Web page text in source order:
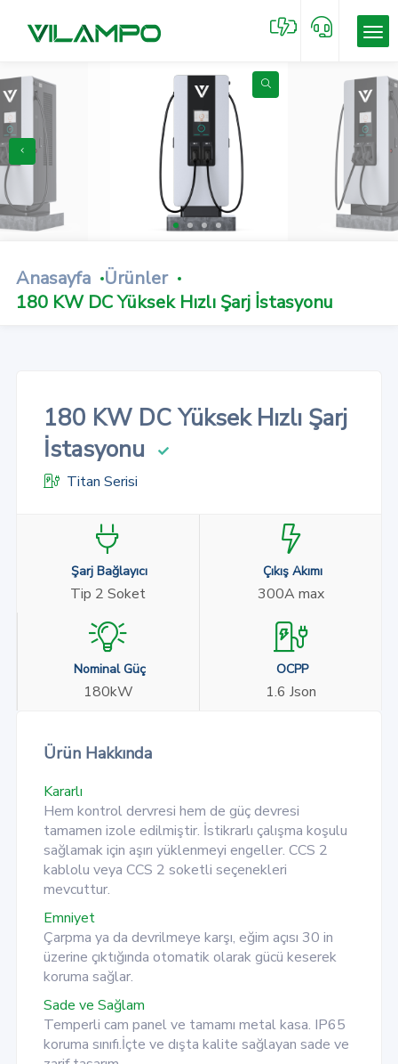
Anasayfa Ürünler
180 KW DC Yüksek Hızlı Şarj İstasyonu
180 KW DC Yüksek Hızlı Şarj
İstasyonu
Titan Serisi
Şarj Bağlayıcı
Tip 2 Soket
Çıkış Akımı
300A max
Nominal Güç
180kW
OCPP
1.6 Json
Ürün Hakkında
Kararlı
Hem kontrol dervresi hem de güç devresi
tamamen izole edilmiştir. İstikrarlı çalışma koşulu
sağlamak için aşırı yüklenmeyi engeller. CCS 2
kablolu veya CCS 2 soketli seçenekleri
mevcuttur.
Emniyet
Çarpma ya da devrilmeye karşı, eğim açısı 30 in
üzerine çıktığında otomatik olarak gücü keserek
koruma sağlar.
Sade ve Sağlam
Temperli cam panel ve tamamı metal kasa. IP65
koruma sınıfı.İçte ve dışta kalite sağlayan sade ve